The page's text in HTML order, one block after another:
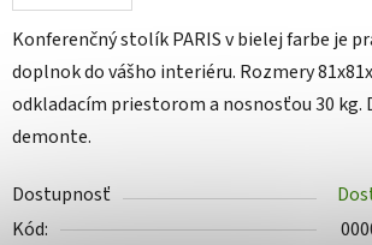
Konferenčný stolík PARIS v bielej farbe je
doplnok do vášho interiéru. Rozmery
odkladacím priestorom a nosnosťou 30 kg.
demonte.
Dostupnosť
Kód: